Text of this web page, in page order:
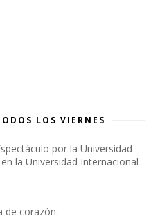
LOS VIERNES
por la Universidad
la Universidad Internacional
de corazón.